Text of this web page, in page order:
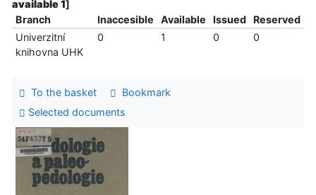
available 1]
Branch
Inaccesible Available Issued
Reserved
Univerzitní
knihovna UHK
0 1 0 0
To the basket
Bookmark
Selected documents